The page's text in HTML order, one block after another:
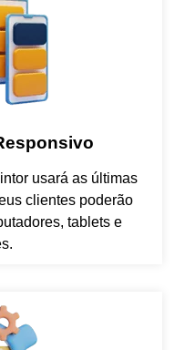
usará as últimas
clientes poderão
tablets e